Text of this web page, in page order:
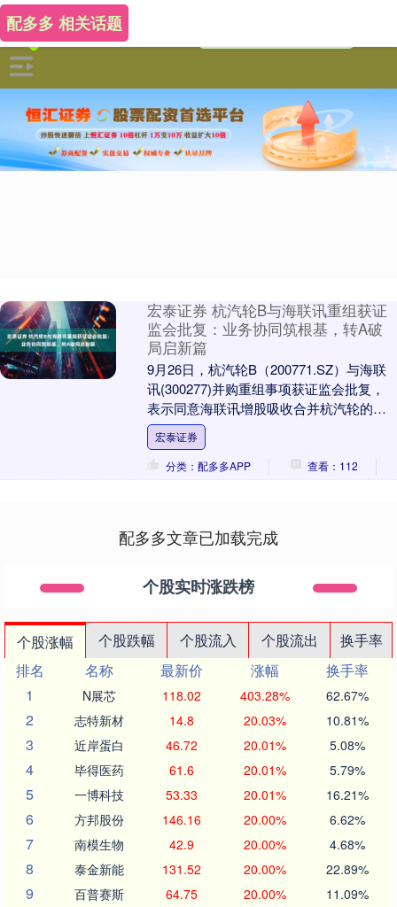
配多多 相关话题
宏泰证券 杭汽轮B与海联讯重组获证
监会批复：业务协同筑根基，转A破
局启新篇
9月26日，杭汽轮B（200771.SZ）与海联
讯(300277)并购重组事项获证监会批复，
表示同意海联讯增股吸收合并杭汽轮的注
册申请。这场备受资本市场关注的跨....
宏泰证券
分类：配多多APP
查看：112
配多多文章已加载完成
个股实时涨跌榜
个股涨幅 个股跌幅 个股流入 个股流出
换手率
排名
名称 最新价 涨幅
换手率
1
N展芯 118.02 403.28% 62.67%
2 志特新材 14.8 20.03% 10.81%
3 近岸蛋白 46.72 20.01% 5.08%
4 毕得医药 61.6 20.01% 5.79%
5 一博科技 53.33 20.01% 16.21%
6 方邦股份 146.16 20.00% 6.62%
7 南模生物 42.9 20.00% 4.68%
8 泰金新能 131.52 20.00% 22.89%
9 百普赛斯 64.75 20.00% 11.09%